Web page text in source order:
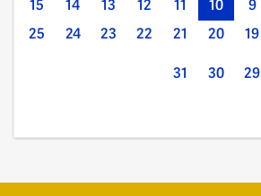
9
10
11
12
13
14
15
19
20
21
22
23
24
25
29
30
31